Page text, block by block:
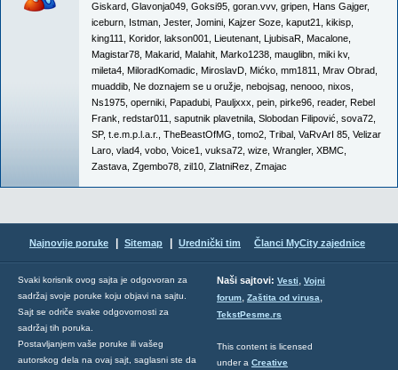
Giskard Glavonja049 Goksi95 goran.vvv, gripen Hans Gajger,
iceburn Istman Jester, Jomini Kajzer Soze kaput21 kikisp
king111
Koridor, lakson001 Lieutenant LjubisaR Macalone
Magistar78 Makarid Malahit Marko1238 mauglibn miki kv,
mileta4 MiloradKomadic MiroslavD Mićko mm1811 Mrav Obrad
muaddib Ne doznajem se u oružje nebojsag nenooo nixos
Ns1975 operniki Papadubi Pauljxxx pein pirke96 reader, Rebel
Frank redstar011 saputnik plavetnila Slobodan Filipović sova72
SP, t.e.m.p.l.a.r. TheBeastOfMG tomo2 Tribal VaRvArI 85 Velizar
Laro vlad4 vobo Voice1 vuksa72 wize Wrangler, XBMC
Zastava Zgembo78 zil10 ZlatniRez Zmajac
Najnovije poruke Sitemap Urednički tim Članci MyCity zajednice
Svaki korisnik ovog sajta je odgovoran za
sadržaj svoje poruke koju objavi na sajtu.
Sajt se odriče svake odgovornosti za
sadržaj tih poruka.
Postavljanjem vaše poruke ili vašeg
autorskog dela na ovaj sajt, saglasni ste da
Naši sajtovi: Vesti, Vojni
forum, Zaštita od virusa,
TekstPesme.rs
This content is licensed
under a Creative